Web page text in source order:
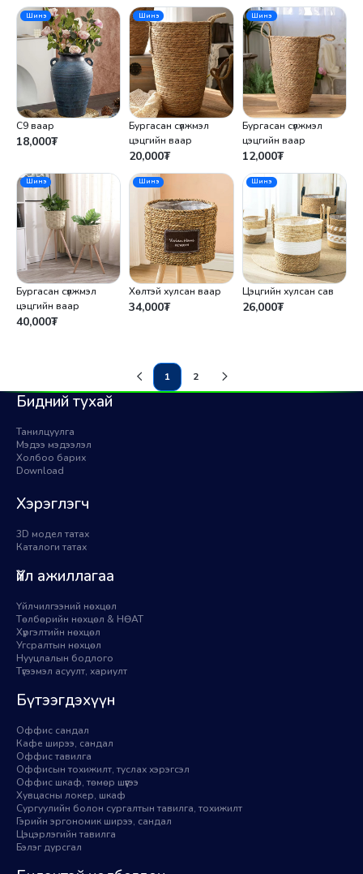
Шинэ
С9 ваар
18,000₮
Шинэ
Бургасан сүлжмэл
цэцгийн ваар
20,000₮
Шинэ
Бургасан сүлжмэл
цэцгийн ваар
12,000₮
Шинэ
Бургасан сүлжмэл
цэцгийн ваар
40,000₮
Шинэ
Хөлтэй хулсан ваар
34,000₮
Шинэ
Цэцгийн хулсан сав
26,000₮
1(current)
2
Бидний тухай
Танилцуулга
Мэдээ мэдээлэл
Холбоо барих
Download
Хэрэглэгч
3D модел татах
Каталоги татах
Үйл ажиллагаа
Үйлчилгээний нөхцөл
Төлбөрийн нөхцөл & НӨАТ
Хүргэлтийн нөхцөл
Угсралтын нөхцөл
Нууцлалын бодлого
Түгээмэл асуулт, хариулт
Бүтээгдэхүүн
Оффис сандал
Кафе ширээ, сандал
Оффис тавилга
Оффисын тохижилт, туслах хэрэгсэл
Оффис шкаф, төмөр шүүгээ
Хувцасны локер, шкаф
Сургуулийн болон сургалтын тавилга, тохижилт
Гэрийн эргономик ширээ, сандал
Цэцэрлэгийн тавилга
Бэлэг дурсгал